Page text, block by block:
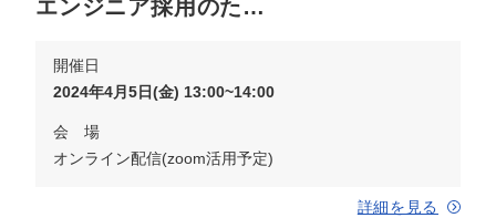
エンジニア採用のた…
開催日
2024年4月5日(金) 13:00~14:00
会 場
オンライン配信(zoom活用予定)
詳細を見る